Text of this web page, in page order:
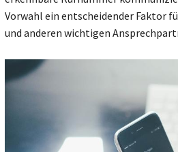
Vorwahl ein entscheidender Faktor
und anderen wichtigen